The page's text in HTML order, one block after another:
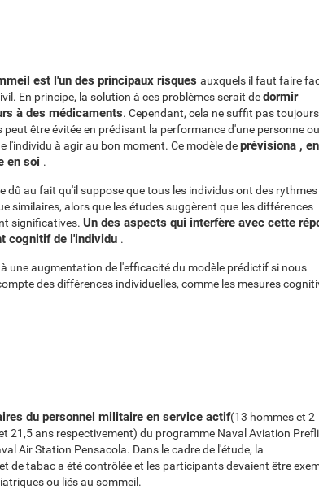
est l'un des principaux risques auxquels il faut faire
En principe, la solution à ces problèmes serait dedormir
à des médicaments. Cependant, cela ne suffit pas
peut être évitée en prédisant la performance d'une personne
l'individu à agir au bon moment. Ce modèle deprévisiona , en
en soi .
dû au fait qu'il suppose que tous les individus ont des rythmes
similaires, alors que les études suggèrent que les différences
significatives. Un des aspects qui interfère avec cette
cognitif de l'individu .
une augmentation de l'efficacité du modèle prédictif si nous
des différences individuelles, comme les mesures
du personnel militaire en service actif(13 hommes et 2
21,5 ans respectivement) du programme Naval Aviation
Air Station Pensacola. Dans le cadre de l'étude, la
de tabac a été contrôlée et les participants devaient être
ou liés au sommeil.